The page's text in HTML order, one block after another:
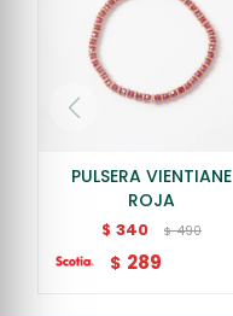
PULSERA VIENTIANE
ROJA
$ 340 $ 490
$ 289